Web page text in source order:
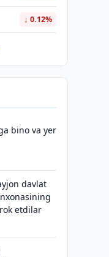
↓ 0.12%
bino va yer
davlat
etdilar